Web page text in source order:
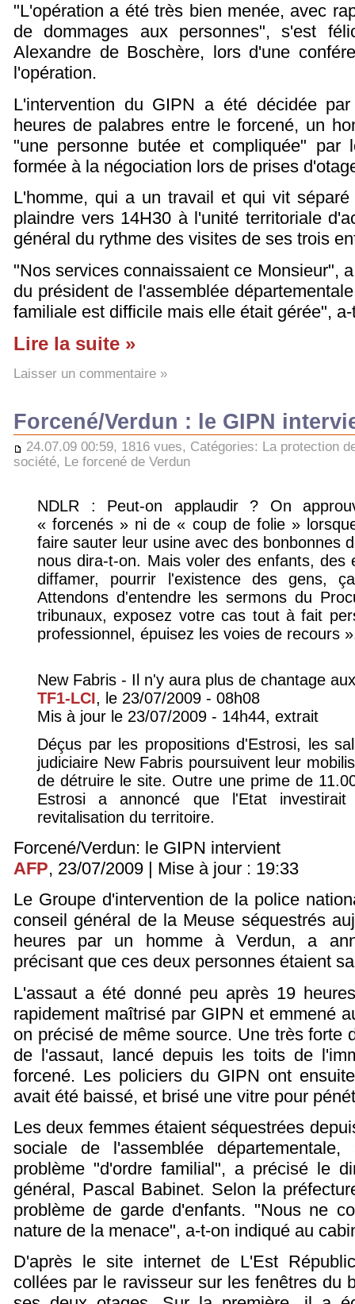
"L'opération a été très bien menée, avec
de dommages aux personnes", s'est
Alexandre de Boschère, lors d'une
l'opération.
L'intervention du GIPN a été décidée
heures de palabres entre le forcené, un
"une personne butée et compliquée" par
formée à la négociation lors de prises
L'homme, qui a un travail et qui vit
plaindre vers 14H30 à l'unité territoriale
général du rythme des visites de ses trois
"Nos services connaissaient ce Monsieur",
du président de l'assemblée
familiale est difficile mais elle était gérée",
Lire la suite »
Laisser un commentaire »
Forcené/Verdun : le GIPN
24.07.09 00:59, 1816 vues, Catégories: La protection
société, Le forcené de Verdun
NDLR : Peut-on applaudir ? On
« forcenés » ni de « coup de folie »
faire sauter leur usine avec des bonbonnes
nous dira-t-on. Mais voler des enfants, des
diffamer, pourrir l'existence des gens,
Attendons d'entendre les sermons du
tribunaux, exposez votre cas tout à fait
professionnel, épuisez les voies de recours
New Fabris - Il n'y aura plus de chantage
TF1-LCI, le 23/07/2009 - 08h08
Mis à jour le 23/07/2009 - 14h44, extrait
Déçus par les propositions d'Estrosi, les
judiciaire New Fabris poursuivent leur
de détruire le site. Outre une prime de
Estrosi a annoncé que l'Etat
revitalisation du territoire.
Forcené/Verdun: le GIPN intervient
AFP, 23/07/2009 | Mise à jour : 19:33
Le Groupe d'intervention de la police
conseil général de la Meuse séquestrés
heures par un homme à Verdun, a
précisant que ces deux personnes étaient
L'assaut a été donné peu après 19
rapidement maîtrisé par GIPN et emmené
on précisé de même source. Une très forte
de l'assaut, lancé depuis les toits de
forcené. Les policiers du GIPN ont
avait été baissé, et brisé une vitre pour
Les deux femmes étaient séquestrées
sociale de l'assemblée
problème "d'ordre familial", a précisé le
général, Pascal Babinet. Selon la
problème de garde d'enfants. "Nous ne
nature de la menace", a-t-on indiqué au
D'après le site internet de L'Est
collées par le ravisseur sur les fenêtres du